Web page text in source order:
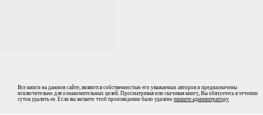
Все книги на данном сайте, являются собственностью его уважаемых авторов и предназначены
исключительно для ознакомительных целей. Просматривая или скачивая книгу, Вы обязуетесь в течении
суток удалить ее. Если вы желаете чтоб произведение было удалено пишите админитратору